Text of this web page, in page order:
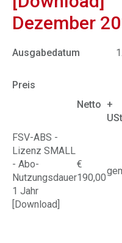
Dezember
Ausgabedatum
Preis
Netto +
FSV-ABS -
Lizenz SMALL
- Abo-
Nutzungsdauer
1 Jahr
[Download]
€
190,00